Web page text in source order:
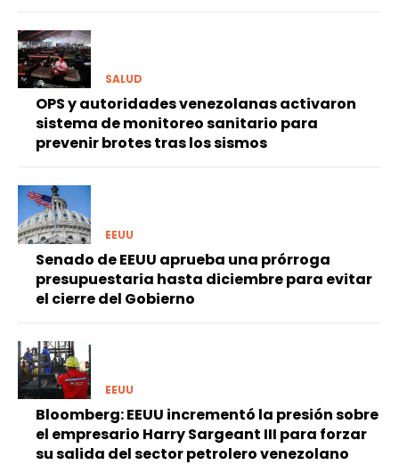
SALUD
OPS y autoridades venezolanas activaron
sistema de monitoreo sanitario para
prevenir brotes tras los sismos
EEUU
Senado de EEUU aprueba una prórroga
presupuestaria hasta diciembre para evitar
el cierre del Gobierno
EEUU
Bloomberg: EEUU incrementó la presión sobre
el empresario Harry Sargeant III para forzar
su salida del sector petrolero venezolano